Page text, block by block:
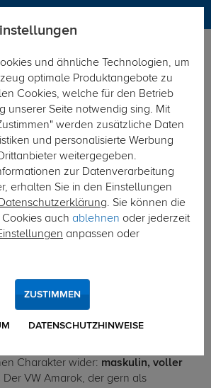
MODELÜBERSICHT
ein unbeschwertes
2
Modell
3
den VW Amarok
vollladen
ist nach einem riesigen Wolf
Charakter wider: maskulin, voller
Der VW Amarok, der gern als
und ähnliche Technologien, um
optimale Produktangebote zu
Cookies, welche für den Betrieb
unserer Seite notwendig sing. Mit
werden zusätzliche Daten
und personalisierte Werbung
weitergegeben.
zur Datenverarbeitung
erhalten Sie in den Einstellungen
Datenschutzerklärung. Sie können die
auch ablehnen oder jederzeit
anpassen oder
DATENSCHUTZHINWEISE
ZUSTIMMEN